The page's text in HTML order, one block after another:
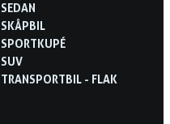
SEDAN
SKÅPBIL
SPORTKUPÉ
SUV
TRANSPORTBIL - FLAK